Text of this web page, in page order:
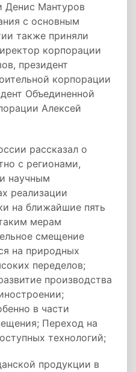
Денис Мантуров
с основным
также приняли
корпорации
президент
корпорации
Объединенной
Алексей
рассказал о
с регионами,
научным
реализации
на ближайшие пять
мерам
смещение
на природных
переделов;
производства
в части
Переход на
технологий;
продукции в